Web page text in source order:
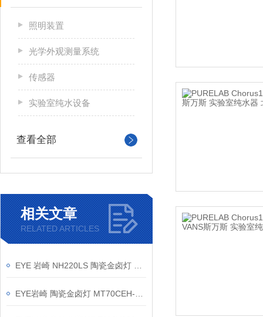
照明装置
光学外观测量系统
传感器
实验室纯水设备
查看全部
相关文章
RELATED ARTICLES